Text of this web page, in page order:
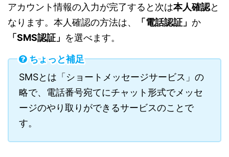
アカウント情報の入力が完了すると次は本人確認と
なります。本人確認の方法は、
「 電話認証」 か
「 SMS認証」 を選べます。
ちょっと補足
SMSとは「ショートメッセージサービス」の
略で、電話番号宛てにチャット形式でメッセ
ージのやり取りができるサービスのことで
す。